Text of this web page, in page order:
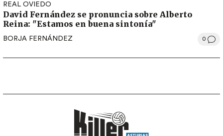
REAL OVIEDO
David Fernández se pronuncia sobre Alberto
Reina: "Estamos en buena sintonía"
BORJA FERNÁNDEZ 0